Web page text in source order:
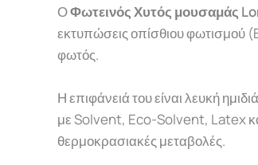
ΟΦωτεινός Χυτός μουσαμάς
εκτυπώσεις οπίσθιου φωτισμού
φωτός.
Η επιφάνειά του είναι λευκή
με Solvent, Eco-Solvent, Latex
θερμοκρασιακές μεταβολές.